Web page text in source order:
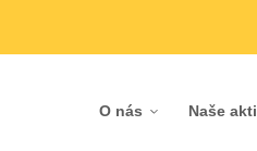
O nás Naše